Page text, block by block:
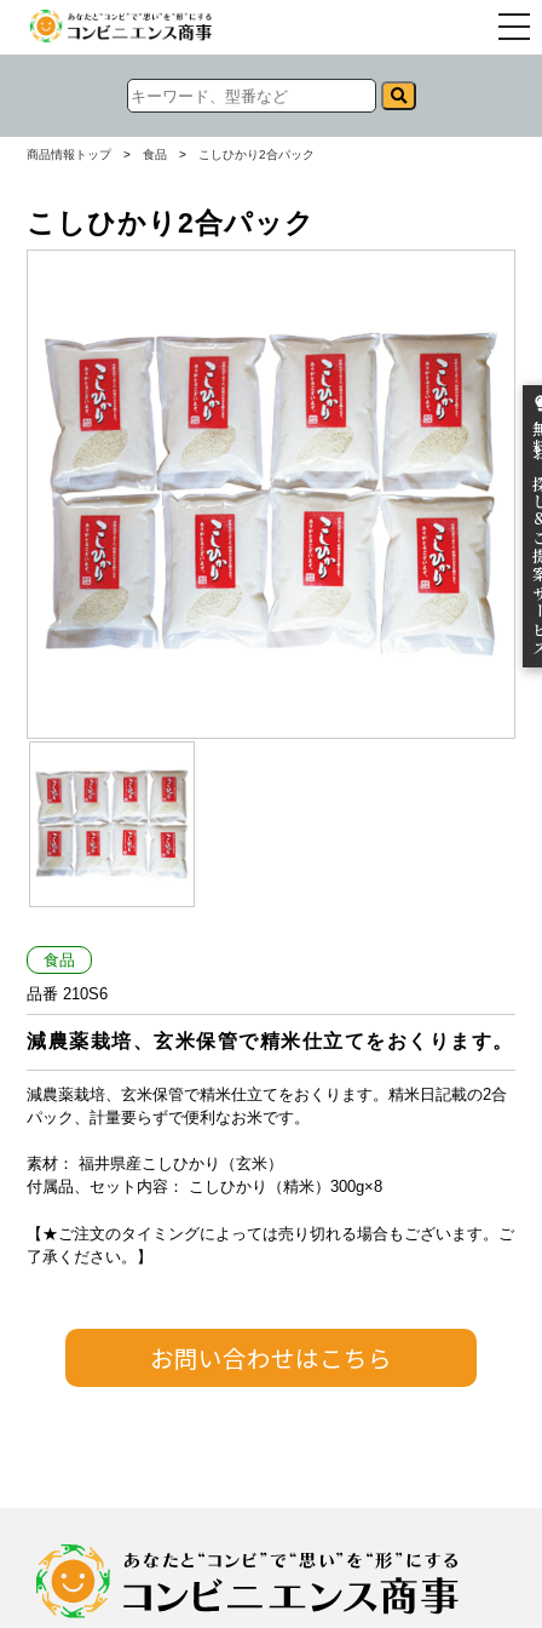
無
ご
商品情報トップ > 食品 > こしひかり2合パック
こしひかり2合パック
食品
品番 210S6
減農薬栽培、玄米保管で精米仕立てをおくります。
減農薬栽培、玄米保管で精米仕立てをおくります。精米日記載の2合
パック、計量要らずで便利なお米です。
素材： 福井県産こしひかり（玄米）
付属品、セット内容： こしひかり（精米）300g×8
【★ご注文のタイミングによっては売り切れる場合もございます。ご
了承ください。】